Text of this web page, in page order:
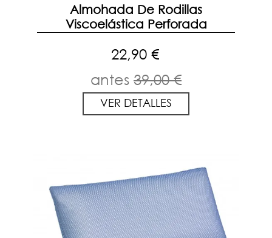
Almohada De Rodillas
Viscoelástica Perforada
22,90 €
antes 39,00 €
VER DETALLES